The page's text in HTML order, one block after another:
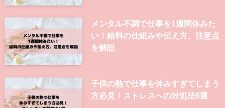
メンタル不調で仕事を1週間休みた
い！給料の仕組みや伝え方、注意点
を解説
子供の熱で仕事を休みすぎてしまう
方必見！ストレスへの対処法6選